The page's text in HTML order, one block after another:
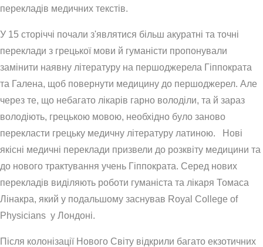
перекладів медичних текстів.
У 15 сторіччі почали з'являтися більш акуратні та точні
переклади з грецької мови й гуманісти пропонували
замінити наявну літературу на першоджерела Гіппократа
та Галена, щоб повернути медицину до першоджерел. Але
через те, що небагато лікарів гарно володіли, та й зараз
володіють, грецькою мовою, необхідно було заново
перекласти грецьку медичну літературу латиною. Нові
якісні медичні переклади призвели до розквіту медицини та
до нового трактування учень Гіппократа. Серед нових
перекладів виділяють роботи гуманіста та лікаря Томаса
Лінакра, який у подальшому заснував Royal College of
Physicians у Лондоні.
Після колонізації Нового Світу відкрили багато екзотичних